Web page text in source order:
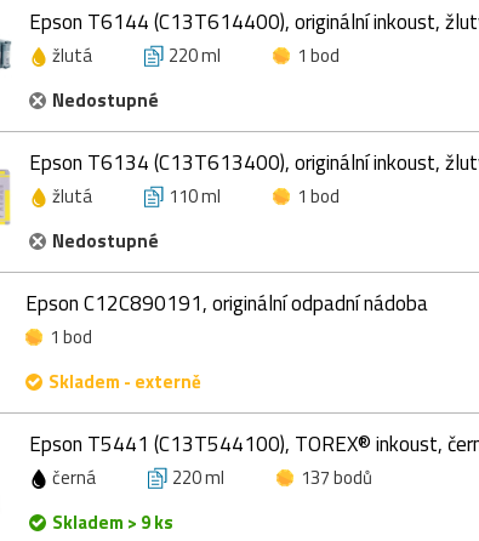
Epson T6144 (C13T614400), originální inkoust,
žlutá 220 ml
1 bod
Nedostupné
Epson T6134 (C13T613400), originální inkoust,
žlutá 110 ml
1 bod
Nedostupné
Epson C12C890191, originální odpadní nádoba
1 bod
Skladem - externě
Epson T5441 (C13T544100), TOREX® inkoust,
černá 220 ml
137 bodů
Skladem > 9 ks